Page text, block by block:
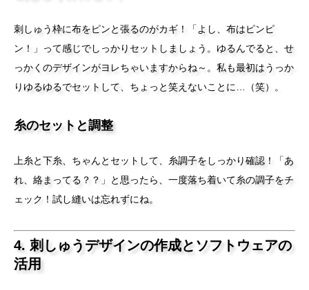
刺しゅう枠に布をピンと張るのがカギ！「よし、布はピンピ
ン！」って感じでしっかりセットしましょう。ゆるんでると、せ
っかくのデザインがヨレちゃいますからね～。私も最初はうっか
りゆるゆるでセットして、ちょっと笑えないことに…（笑）。
糸のセットと調整
上糸と下糸、ちゃんとセットして、糸調子をしっかり確認！「あ
れ、絡まってる？？」と思ったら、一度落ち着いて糸の調子をチ
ェック！試し縫いは忘れずにね。
4. 刺しゅうデザインの作成とソフトウェアの
活用